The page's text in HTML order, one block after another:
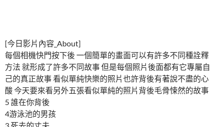
[今日影片內容_About]
每個相機快門按下後 一個簡單的畫面可以有許多不同種詮釋
方法 就形成了許多不同故事 但是每個照片後面都有它專屬自
己的真正故事 看似單純快樂的照片也許背後有著說不盡的心
酸 今天要來看另外五張看似單純的照片背後毛骨悚然的故事
5 誰在你背後
4游泳池的男孩